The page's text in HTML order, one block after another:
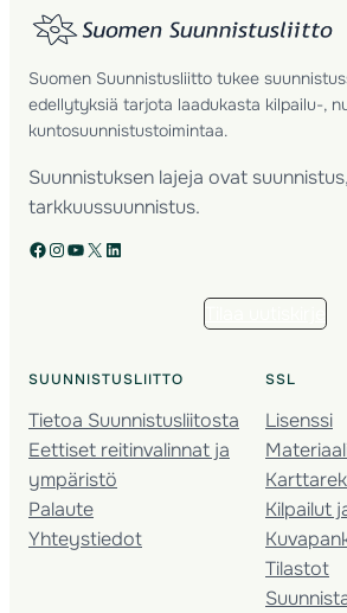
Suomen Suunnistusliitto tukee
edellytyksiä tarjota laadukasta kilpailu-,
kuntosuunnistustoimintaa.
Suunnistuksen lajeja ovat
tarkkuussuunnistus.
Facebook Instagram YouTube X LinkedIn
SUUNNISTUSLIITTO
Tietoa Suunnistusliitosta
Eettiset reitinvalinnat ja
ympäristö
Palaute
Yhteystiedot
SSL
Lisenssi
Kilpailut
Tilastot